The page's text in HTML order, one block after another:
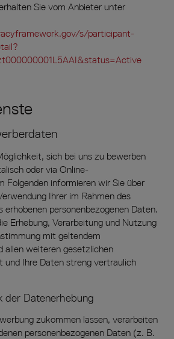
Sie vom Anbieter unter
s/participant-
sich bei uns zu bewerben
oder via Online-
Folgenden informieren wir Sie über
Ihrer im Rahmen des
erhobenen personenbezogenen Daten.
Erhebung, Verarbeitung und Nutzung
mit geltendem
allen weiteren gesetzlichen
und Ihre Daten streng vertraulich
der Datenerhebung
zukommen lassen, verarbeiten
personenbezogenen Daten (z. B.